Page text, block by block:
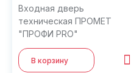
Входная дверь
техническая ПРОМЕТ
"ПРОФИ PRO"
В корзину